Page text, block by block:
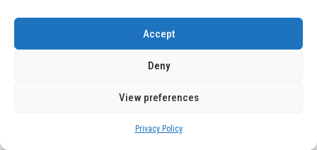
Accept
Deny
View preferences
Privacy Policy
02
Motor de 800 W, rango de 45 km y
ruedas todo terreno: este scooter cuesta
adquisición impresionante
GAME se Une a la Oferta de Balizas V16